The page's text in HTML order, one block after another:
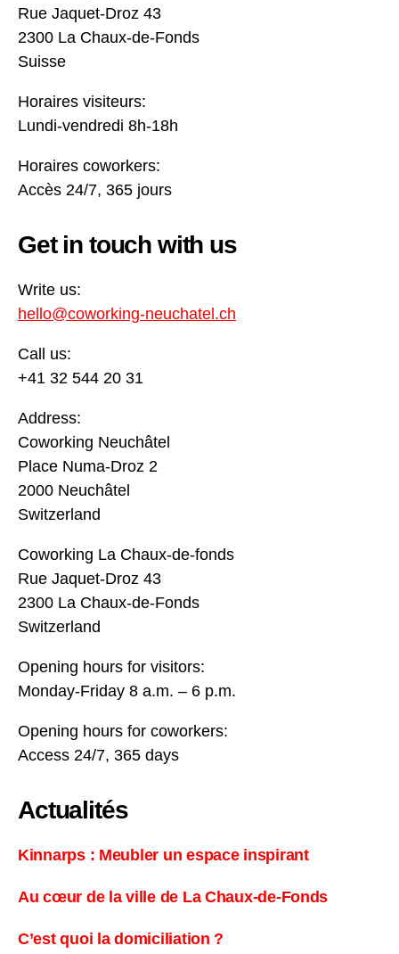
Rue Jaquet-Droz 43
2300 La Chaux-de-Fonds
Suisse
Horaires visiteurs:
Lundi-vendredi 8h-18h
Horaires coworkers:
Accès 24/7, 365 jours
Get in touch with us
Write us:
hello@coworking-neuchatel.ch
Call us:
+41 32 544 20 31
Address:
Coworking Neuchâtel
Place Numa-Droz 2
2000 Neuchâtel
Switzerland
Coworking La Chaux-de-fonds
Rue Jaquet-Droz 43
2300 La Chaux-de-Fonds
Switzerland
Opening hours for visitors:
Monday-Friday 8 a.m. – 6 p.m.
Opening hours for coworkers:
Access 24/7, 365 days
Actualités
Kinnarps : Meubler un espace inspirant
Au cœur de la ville de La Chaux-de-Fonds
C’est quoi la domiciliation ?